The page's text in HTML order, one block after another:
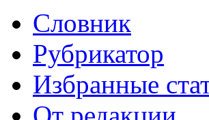
Словник
Рубрикатор
Избранные